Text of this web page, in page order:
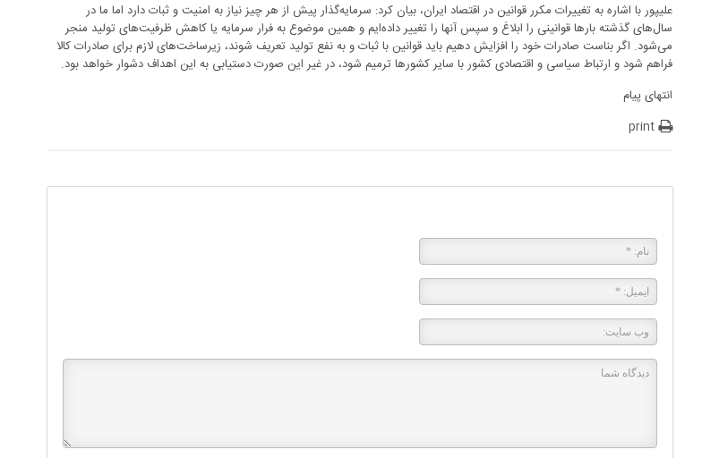
علیپور با اشاره به تغییرات مکرر قوانین در اقتصاد ایران، بیان کرد: سرمایه‌گذار پیش از هر چیز نیاز به امنیت و ثبات دارد اما ما در
سال‌های گذشته بارها قوانینی را ابلاغ و سپس آنها را تغییر داده‌ایم و همین موضوع به فرار سرمایه یا کاهش ظرفیت‌های تولید منجر
می‌شود. اگر بناست صادرات خود را افزایش دهیم باید قوانین با ثبات و به نفع تولید تعریف شوند، زیرساخت‌های لازم برای صادرات کالا
فراهم شود و ارتباط سیاسی و اقتصادی کشور با سایر کشورها ترمیم شود، در غیر این صورت دستیابی به این اهداف دشوار خواهد بود.
انتهای پیام
print